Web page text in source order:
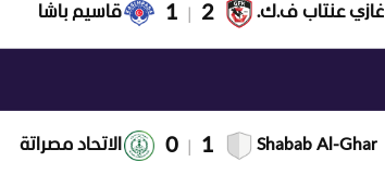
غازي عنتاب ف.ك. 2
1 قاسيم باشا
Shabab Al-Ghar
1
0 الاتحاد مصراتة